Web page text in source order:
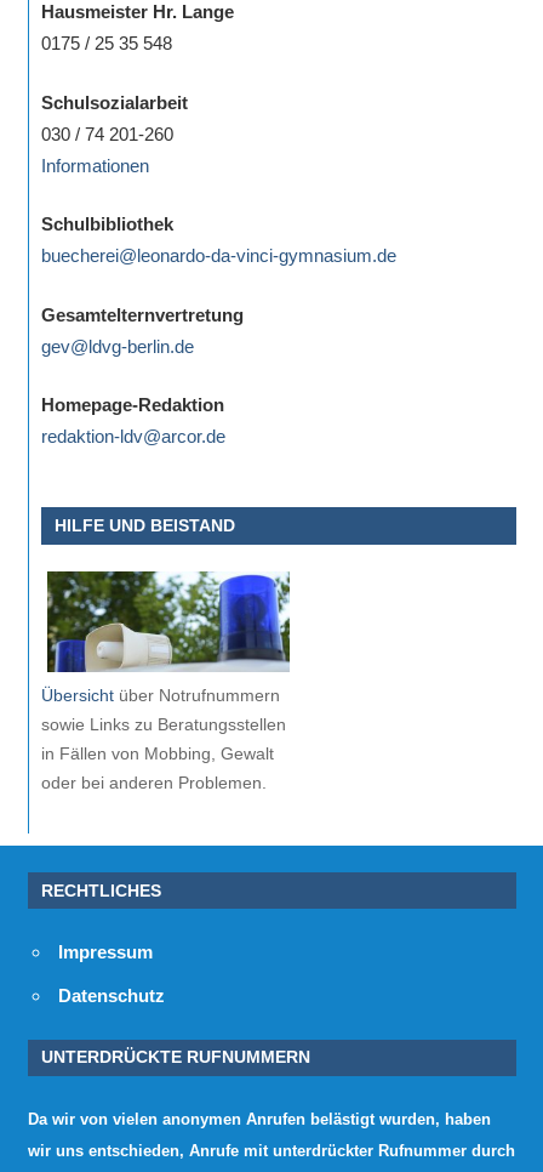
Hausmeister Hr. Lange
0175 / 25 35 548
Schulsozialarbeit
030 / 74 201-260
Informationen
Schulbibliothek
buecherei@leonardo-da-vinci-gymnasium.de
Gesamtelternvertretung
gev@ldvg-berlin.de
Homepage-Redaktion
redaktion-ldv@arcor.de
HILFE UND BEISTAND
Übersichtüber Notrufnummern
sowie Links zu Beratungsstellen
in Fällen von Mobbing, Gewalt
oder bei anderen Problemen.
RECHTLICHES
Impressum
Datenschutz
UNTERDRÜCKTE RUFNUMMERN
Da wir von vielen anonymen Anrufen belästigt wurden, haben
wir uns entschieden, Anrufe mit unterdrückter Rufnummer durch